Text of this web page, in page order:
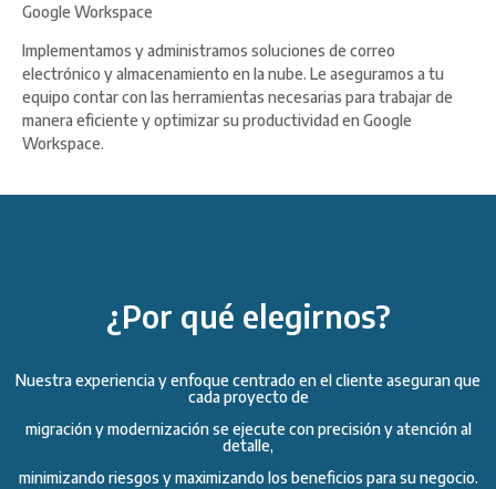
Google Workspace
Implementamos y administramos soluciones de correo
electrónico y almacenamiento en la nube. Le aseguramos a tu
equipo contar con las herramientas necesarias para trabajar de
manera eficiente y optimizar su productividad en Google
Workspace.
¿Por qué elegirnos?
Nuestra experiencia y enfoque centrado en el cliente aseguran que
cada proyecto de
migración y modernización se ejecute con precisión y atención al
detalle,
minimizando riesgos y maximizando los beneficios para su negocio.